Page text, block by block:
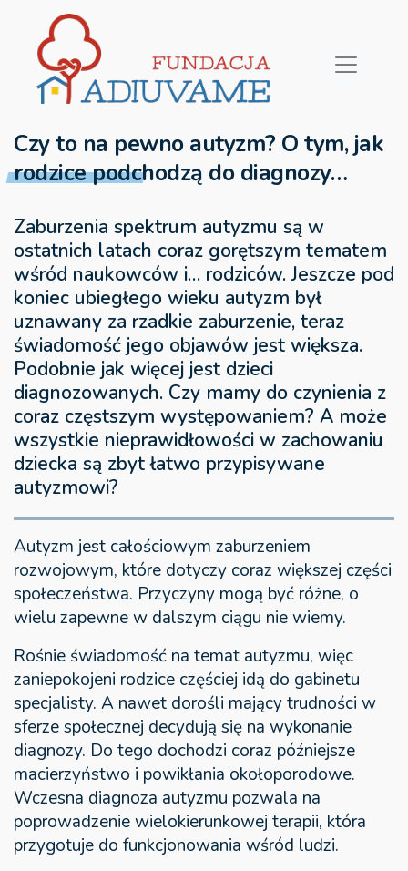
Czy to na pewno autyzm? O tym, jak
rodzice podchodzą do diagnozy…
Zaburzenia spektrum autyzmu są w
ostatnich latach coraz gorętszym tematem
wśród naukowców i… rodziców. Jeszcze pod
koniec ubiegłego wieku autyzm był
uznawany za rzadkie zaburzenie, teraz
świadomość jego objawów jest większa.
Podobnie jak więcej jest dzieci
diagnozowanych. Czy mamy do czynienia z
coraz częstszym występowaniem? A może
wszystkie nieprawidłowości w zachowaniu
dziecka są zbyt łatwo przypisywane
autyzmowi?
Autyzm jest całościowym zaburzeniem
rozwojowym, które dotyczy coraz większej części
społeczeństwa. Przyczyny mogą być różne, o
wielu zapewne w dalszym ciągu nie wiemy.
Rośnie świadomość na temat autyzmu, więc
zaniepokojeni rodzice częściej idą do gabinetu
specjalisty. A nawet dorośli mający trudności w
sferze społecznej decydują się na wykonanie
diagnozy. Do tego dochodzi coraz późniejsze
macierzyństwo i powikłania okołoporodowe.
Wczesna diagnoza autyzmu pozwala na
poprowadzenie wielokierunkowej terapii, która
przygotuje do funkcjonowania wśród ludzi.